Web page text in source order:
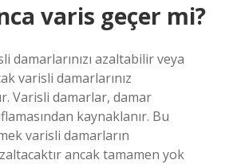
varis geçer mi?
damarlarınızı azaltabilir veya
varisli damarlarınız
Varisli damarlar, damar
kaynaklanır. Bu
varisli damarların
ancak tamamen yok